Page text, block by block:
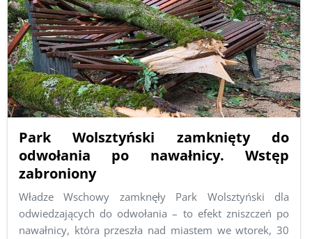
Park Wolsztyński zamknięty do
odwołania po nawałnicy. Wstęp
zabroniony
Władze Wschowy zamknęły Park Wolsztyński dla
odwiedzających do odwołania – to efekt zniszczeń po
nawałnicy, która przeszła nad miastem we wtorek, 30